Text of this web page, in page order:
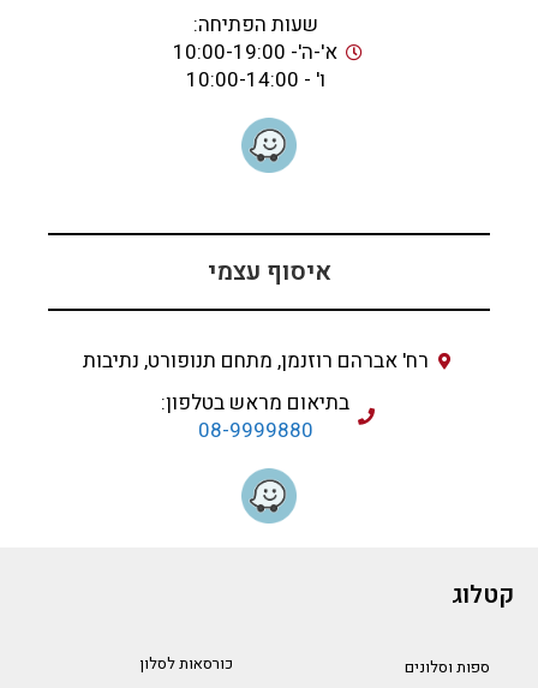
שעות הפתיחה:
א'-ה'- 10:00-19:00
ו' - 10:00-14:00
איסוף עצמי
רח' אברהם רוזנמן, מתחם תנופורט, נתיבות
בתיאום מראש בטלפון:
08-9999880
קטלוג
ספות וסלונים כורסאות לסלון